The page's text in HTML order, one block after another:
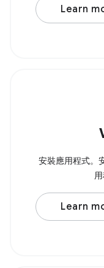
Learn
安裝應用程式。
Learn